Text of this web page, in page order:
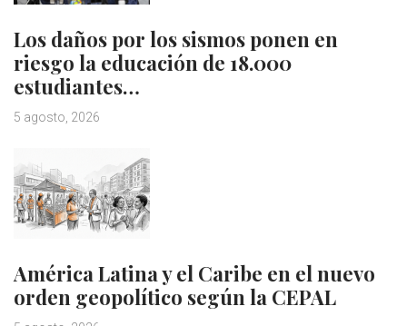
Los daños por los sismos ponen en
riesgo la educación de 18.000
estudiantes…
5 agosto, 2026
América Latina y el Caribe en el nuevo
orden geopolítico según la CEPAL